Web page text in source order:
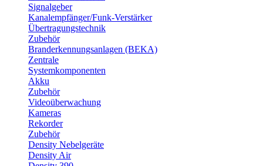
Signalgeber
Kanalempfänger/Funk-Verstärker
Übertragungstechnik
Zubehör
Branderkennungsanlagen (BEKA)
Zentrale
Systemkomponenten
Akku
Zubehör
Videoüberwachung
Kameras
Rekorder
Zubehör
Density Nebelgeräte
Density Air